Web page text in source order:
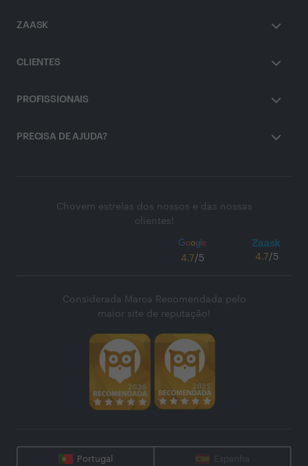
ZAASK
CLIENTES
PROFISSIONAIS
PRECISA DE AJUDA?
Chovem estrelas dos nossos e das nossas
clientes!
4.7/5 4.7/5
Considerada Marca Recomendada pelo
maior site de reputação!
Portugal Espanha